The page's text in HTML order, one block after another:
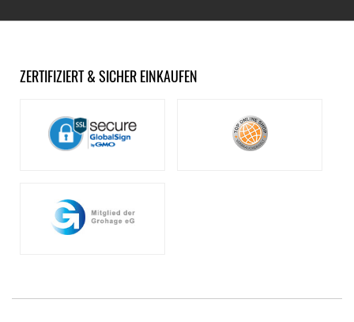
ZERTIFIZIERT & SICHER EINKAUFEN